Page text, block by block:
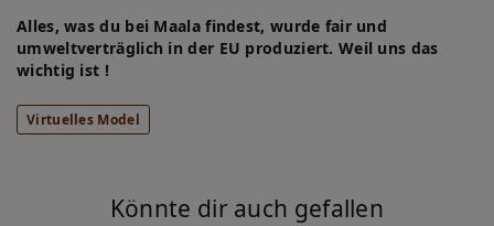
Alles, was du bei Maala findest, wurde fair und
umweltverträglich in der EU produziert. Weil uns das
wichtig ist !
Virtuelles Model
Könnte dir auch gefallen